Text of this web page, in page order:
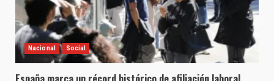
Nacional Social